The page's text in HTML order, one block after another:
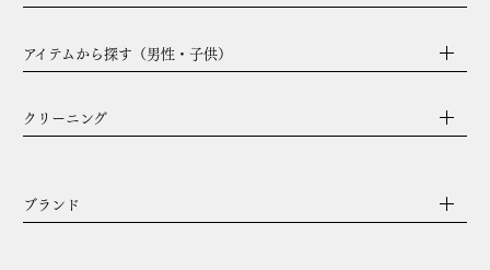
アイテムから探す（男性・子供）
クリーニング
ブランド